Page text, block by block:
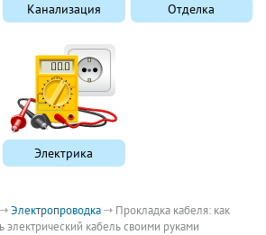
Канализация Отделка
Электрика
Электропроводка
Прокладка кабеля: как
электрический кабель своими руками